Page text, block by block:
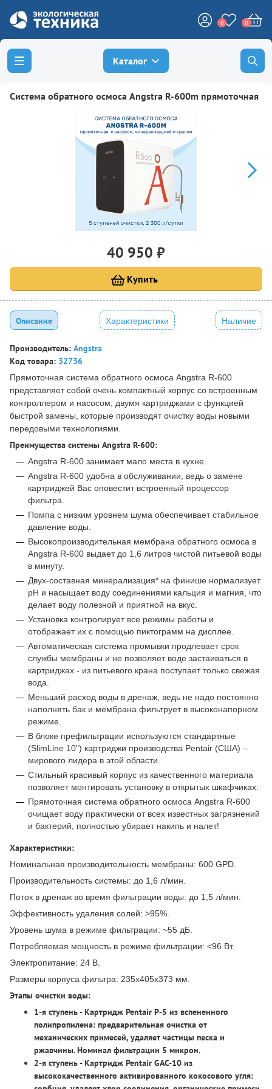
0 0
Каталог
Система обратного осмоса Angstra R-600m прямоточная
40 950 ₽
Купить
Описание Характеристики Наличие
Производитель: Angstra
Код товара: 32736
Прямоточная система обратного осмоса Angstra R-600
представляет собой очень компактный корпус со встроенным
контроллером и насосом, двумя картриджами с функцией
быстрой замены, которые производят очистку воды новыми
передовыми технологиями.
Преимущества системы Angstra R-600:
Angstra R-600 занимает мало места в кухне.
Angstra R-600 удобна в обслуживании, ведь о замене
картриджей Вас оповестит встроенный процессор
фильтра.
Помпа с низким уровнем шума обеспечивает стабильное
давление воды.
Высокопроизводительная мембрана обратного осмоса в
Angstra R-600 выдает до 1,6 литров чистой питьевой воды
в минуту.
Двух-составная минерализация* на финише нормализует
рН и насыщает воду соединениями кальция и магния, что
делает воду полезной и приятной на вкус.
Установка контролирует все режимы работы и
отображает их с помощью пиктограмм на дисплее.
Автоматическая система промывки продлевает срок
службы мембраны и не позволяет воде застаиваться в
картриджах - из питьевого крана поступает только свежая
вода.
Меньший расход воды в дренаж, ведь не надо постоянно
наполнять бак и мембрана фильтрует в высоконапорном
режиме.
В блоке префильтрации используются стандартные
(SlimLine 10") картриджи производства Pentair (США) –
мирового лидера в этой области.
Стильный красивый корпус из качественного материала
позволяет монтировать установку в открытых шкафчиках.
Прямоточная система обратного осмоса Angstra R-600
очищает воду практически от всех известных загрязнений
и бактерий, полностью убирает накипь и налет!
Характеристики:
Номинальная производительность мембраны: 600 GPD.
Производительность системы: до 1,6 л/мин.
Поток в дренаж во время фильтрации воды: до 1,5 л/мин.
Эффективность удаления солей: >95%.
Уровень шума в режиме фильтрации: ~55 дБ.
Потребляемая мощность в режиме фильтрации: <96 Вт.
Электропитание: 24 В.
Размеры корпуса фильтра: 235х405х373 мм.
Этапы очистки воды:
1-я ступень - Картридж Pentair P-5 из вспененного
полипропилена: предварительная очистка от
механических примесей, удаляет частицы песка и
ржавчины. Номинал фильтрации 5 микрон.
2-я ступень - Картридж Pentair GAC-10 из
высококачественного активированного кокосового угля: